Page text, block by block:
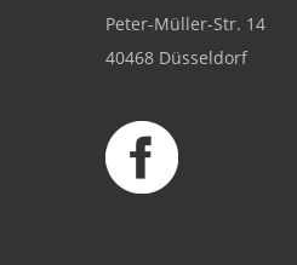
Peter-Müller-Str. 14
40468 Düsseldorf